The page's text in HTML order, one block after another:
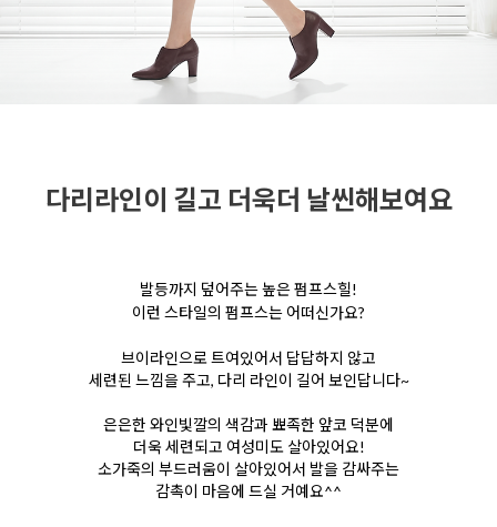
다리라인이 길고 더욱더 날씬해보여요
발등까지 덮어주는 높은 펌프스힐!
이런 스타일의 펌프스는 어떠신가요?
브이라인으로 트여있어서 답답하지 않고
세련된 느낌을 주고, 다리 라인이 길어 보인답니다~
은은한 와인빛깔의 색감과 뾰족한 앞코 덕분에
더욱 세련되고 여성미도 살아있어요!
소가죽의 부드러움이 살아있어서 발을 감싸주는
감촉이 마음에 드실 거예요^^